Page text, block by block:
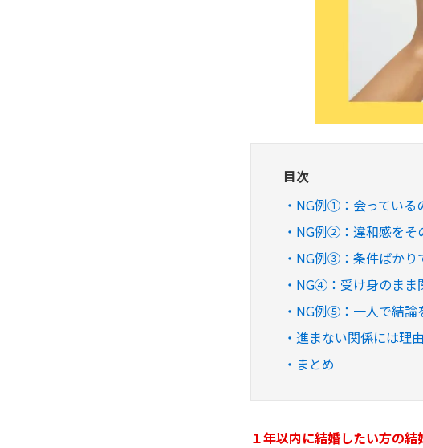
目次
NG例➀：会っている
NG例②：違和感をそ
NG例③：条件ばかり
NG④：受け身のまま
NG例⑤：一人で結論
進まない関係には理
まとめ
１年以内に結婚したい方の結